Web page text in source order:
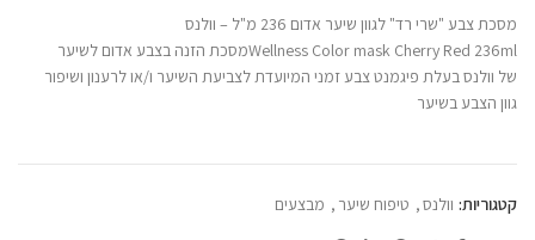
מסכת צבע "שרי רד" לגוון שיער אדום 236 מ"ל – וולנס
Wellness Color mask Cherry Red 236mlמסכת הזנה בצבע אדום לשיער
של וולנס בעלת פיגמנט צבע זמני המיועדת לצביעת השיער ו/או לרענון ושיפור
גוון הצבע בשיער
קטגוריות: וולנס, טיפוח שיער , מבצעים